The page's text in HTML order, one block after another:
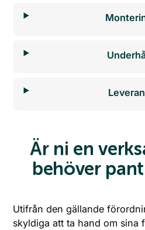
Är ni en
behöver
Utifrån den gällande
skyldiga att ta hand om sina